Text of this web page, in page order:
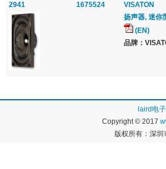
2941 1675524
VISATON
扬声器, 迷你
(EN)
品牌：
laird电
Copyright © 2017
版权所有：深